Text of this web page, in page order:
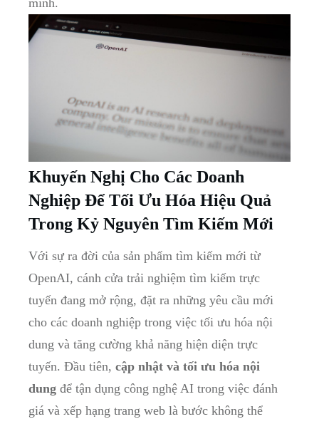
mình.
Khuyến Nghị Cho Các Doanh
Nghiệp Để Tối Ưu Hóa Hiệu Quả
Trong Kỷ Nguyên Tìm Kiếm Mới
Với sự ra đời của sản phẩm tìm kiếm mới từ
OpenAI, cánh cửa trải nghiệm tìm kiếm trực
tuyến đang mở rộng, đặt ra những yêu cầu mới
cho các doanh nghiệp trong việc tối ưu hóa nội
dung và tăng cường khả năng hiện diện trực
tuyến. Đầu tiên, cập nhật và tối ưu hóa nội
dung để tận dụng công nghệ AI trong việc đánh
giá và xếp hạng trang web là bước không thể